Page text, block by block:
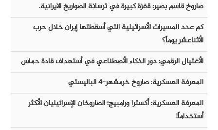
صاروخ قاسم بصير: قفزة كبيرة في ترسانة الصواريخ الايرانية.
كم عدد المسيرات الأسرائيلية التي أسقطتها إيران خلال حرب
الأثناعشر يوماً؟
الأغتيال الرقمي: دور الذكاء الأصطناعي في أستهداف قادة حماس
المعرفة العسكرية: صاروخ خرمشهر-٤ الباليستي
المعرفة العسكرية: أكسترا ورامبيج؛ الصاروخان الإسرائيليان الأكثر
أستخداماً!